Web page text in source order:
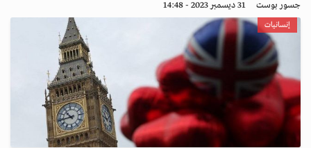
جسور بوست 31 ديسمبر 2023 - 14:48
إنسانيات